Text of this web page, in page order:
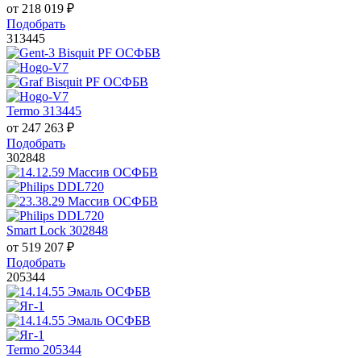
от 218 019 ₽
Подобрать
313445
Termo 313445
от 247 263 ₽
Подобрать
302848
Smart Lock 302848
от 519 207 ₽
Подобрать
205344
Termo 205344